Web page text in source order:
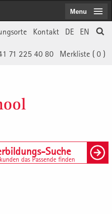
EN
DE
Kontakt
Merkliste ( 0 )
71 225 40 80
Suche
das Passende finden
Menu